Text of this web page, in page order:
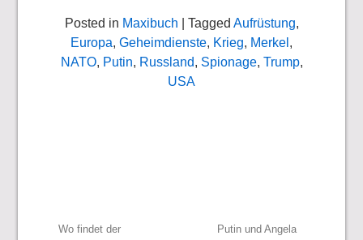
Posted in Maxibuch | Tagged Aufrüstung,
Europa, Geheimdienste, Krieg, Merkel ,
NATO, Putin, Russland, Spionage, Trump,
USA
Wo findet der
Putin und Angela